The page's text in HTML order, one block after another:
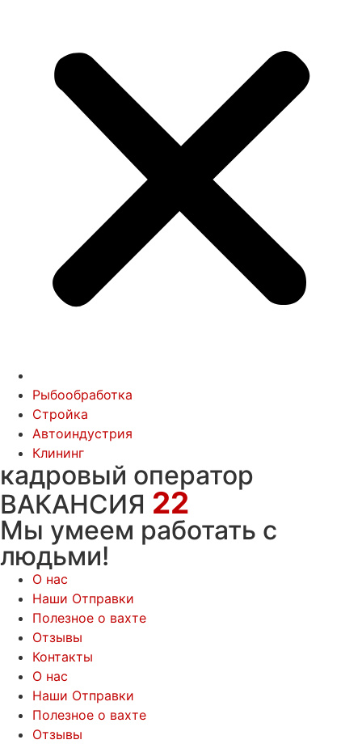
Рыбообработка
Стройка
Автоиндустрия
Клининг
кадровый оператор
ВАКАНСИЯ 22
Мы умеем работать с
людьми!
О нас
Наши Отправки
Полезное о вахте
Отзывы
Контакты
О нас
Наши Отправки
Полезное о вахте
Отзывы